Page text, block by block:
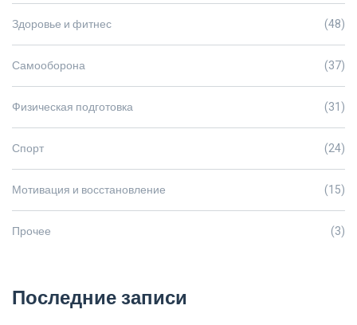
Здоровье и фитнес (48)
Самооборона (37)
Физическая подготовка (31)
Спорт (24)
Мотивация и восстановление (15)
Прочее (3)
Последние записи